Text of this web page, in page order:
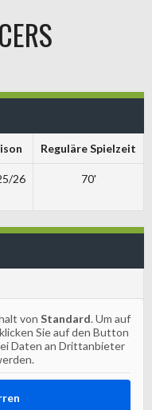
Reguläre Spielzeit
26 70'
von Standard. Um auf
Sie auf den Button
Daten an Drittanbieter